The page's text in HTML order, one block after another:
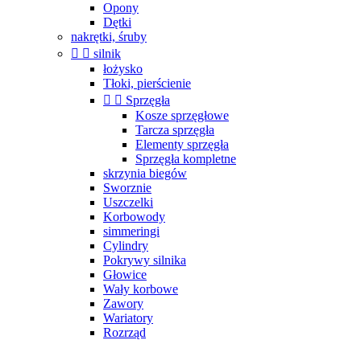
Opony
Dętki
nakrętki, śruby
  silnik
łożysko
Tłoki, pierścienie
  Sprzęgła
Kosze sprzęgłowe
Tarcza sprzęgła
Elementy sprzęgła
Sprzęgła kompletne
skrzynia biegów
Sworznie
Uszczelki
Korbowody
simmeringi
Cylindry
Pokrywy silnika
Głowice
Wały korbowe
Zawory
Wariatory
Rozrząd